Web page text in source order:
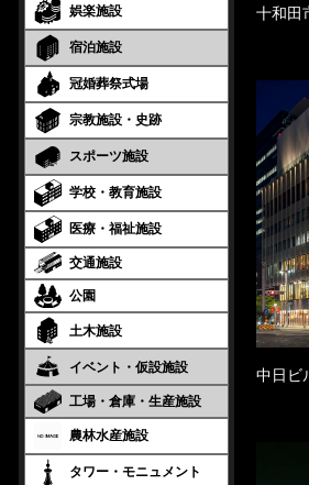
娯楽施設
宿泊施設
冠婚葬祭式場
宗教施設・史跡
スポーツ施設
学校・教育施設
医療・福祉施設
交通施設
公園
土木施設
イベント・仮設施設
工場・倉庫・生産施設
農林水産施設
タワー・モニュメント
十和田
中日ビ